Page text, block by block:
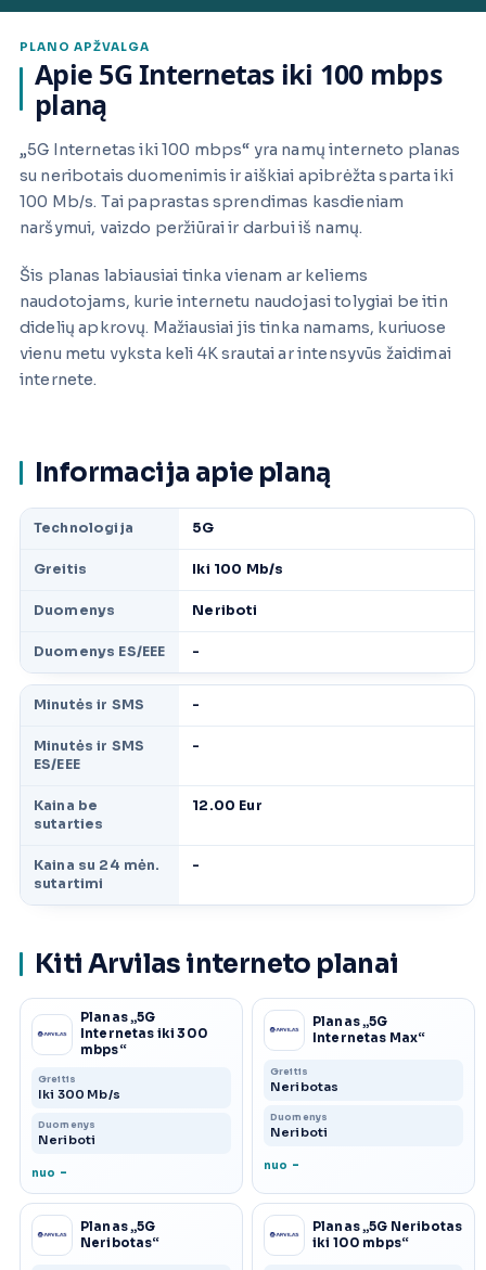
PLANO APŽVALGA
Apie 5G Internetas iki 100 mbps
planą
„5G Internetas iki 100 mbps“ yra namų interneto planas
su neribotais duomenimis ir aiškiai apibrėžta sparta iki
100 Mb/s. Tai paprastas sprendimas kasdieniam
naršymui, vaizdo peržiūrai ir darbui iš namų.
Šis planas labiausiai tinka vienam ar keliems
naudotojams, kurie internetu naudojasi tolygiai be itin
didelių apkrovų. Mažiausiai jis tinka namams, kuriuose
vienu metu vyksta keli 4K srautai ar intensyvūs žaidimai
internete.
Informacija apie planą
Technologija 5G
Greitis Iki 100 Mb/s
Duomenys Neriboti
Duomenys ES/EEE -
Minutės ir SMS -
Minutės ir SMS
ES/EEE
-
Kaina be
sutarties
12.00 Eur
Kaina su 24 mėn.
sutartimi
-
Kiti Arvilas interneto planai
Planas „5G
Internetas iki 300
mbps“
Greitis
Iki 300 Mb/s
Duomenys
Neriboti
nuo -
Planas „5G
Internetas Max“
Greitis
Neribotas
Duomenys
Neriboti
nuo -
Planas „5G
Neribotas“
Planas „5G Neribotas
iki 100 mbps“